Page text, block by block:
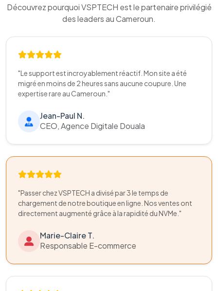
Découvrez pourquoi VSPTECH est le partenaire privilégié
des leaders au Cameroun.
"Le support est incroyablement réactif. Mon site a été
migré en moins de 2 heures sans aucune coupure. Une
expertise rare au Cameroun."
Jean-Paul N.
CEO, Agence Digitale Douala
"Passer chez VSPTECH a divisé par 3 le temps de
chargement de notre boutique en ligne. Nos ventes ont
directement augmenté grâce à la rapidité du NVMe."
Marie-Claire T.
Responsable E-commerce